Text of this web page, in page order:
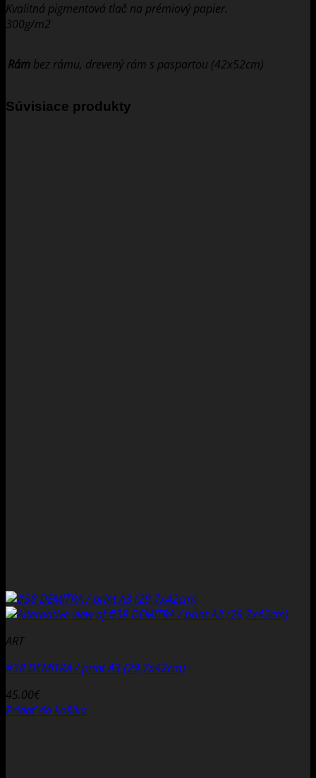
(29,7x42cm)
Kvalitná pigmentová tlač na prémiový papier.
300g/m2
Rám bez rámu, drevený rám s paspartou (42x52cm)
Súvisiace produkty
ART
#38 DEMITRA / print A3 (29,7x42cm)
45.00€
Pridať do košíka